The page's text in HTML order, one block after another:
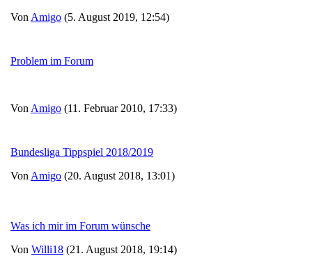
Von Amigo (5. August 2019, 12:54)
Problem im Forum
Von Amigo (11. Februar 2010, 17:33)
Bundesliga Tippspiel 2018/2019
Von Amigo (20. August 2018, 13:01)
Was ich mir im Forum wünsche
Von Willi18 (21. August 2018, 19:14)